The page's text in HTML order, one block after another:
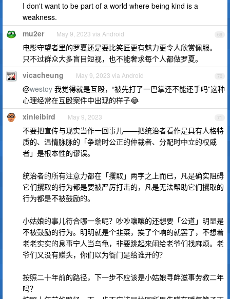
I don't want to be part of a world where being kind is a
weakness.
69
mu2er May 9, 2023 via Android
电影守望者里的罗夏还是要比笑匠更有魅力更令人欣赏佩服。
只不过群众大多盲目短视，也不能奢求每个人都做罗夏。
70
vicacheung May 9, 2023 via Android
@westoy 我觉得就是互殴，“被先打了一巴掌还不能还手吗”这种
心理经常在互殴案件中出现的样子😂
71
xinleibird May 9, 2023
不要把宣传与现实当作一回事儿——把统治者看作是具有人格特
质的、温情脉脉的「争端时公正的仲裁者、分配时中立的权威
者」是根本性的谬误。
统治者的所有注意力都在「攫取」两字之上而已，凡是确实阻碍
它们攫取的行为都是要被严厉打击的，凡是无法帮助它们攫取的
行为都是不被鼓励的。
小姑娘的事儿符合哪一条呢？吵吵嚷嚷的还想要「公道」明显是
不被鼓励的行为。明明就是个韭菜，挨了个响的就罢了，不想着
老老实实的息事宁人当乌龟，非要跳起来闹给老爷们找麻烦。老
爷们又没有赚头，你们以为衙门是给谁开的？
按照二十年前的路径，下一步不应该是小姑娘寻衅滋事劳教二年
吗？